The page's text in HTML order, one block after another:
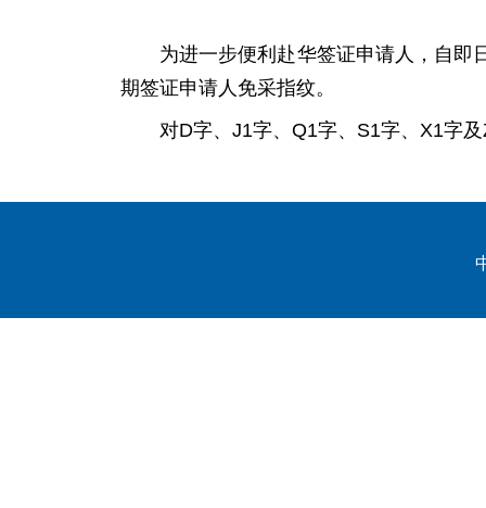
为进一步便利赴华签证申请人，自即
期签证申请人免采指纹。
对D字、J1字、Q1字、S1字、X1字